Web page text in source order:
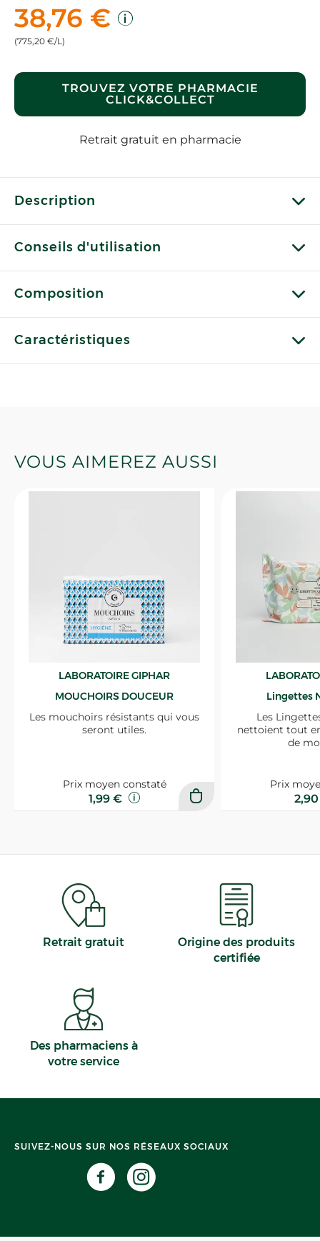
38,76 €
(775,20 €/L)
TROUVEZ VOTRE PHARMACIE
CLICK&COLLECT
Retrait gratuit en pharmacie
Description
Conseils d'utilisation
Composition
Caractéristiques
VOUS AIMEREZ AUSSI
LABORATOIRE GIPHAR
MOUCHOIRS DOUCEUR
Les mouchoirs résistants qui vous
seront utiles.
Prix moyen constaté
1,99 €
Lingettes
Les
nettoient tout
de
Prix
Retrait gratuit
Origine des produits
certifiée
Des pharmaciens à
votre service
SUIVEZ-NOUS SUR NOS RÉSEAUX SOCIAUX